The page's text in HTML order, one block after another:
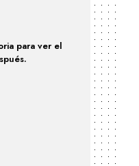
para ver el